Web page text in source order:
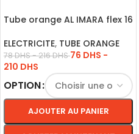
Tube orange AL IMARA flex 16
ELECTRICITE, TUBE ORANGE
78DHS-216DHS 76 DHS -
210 DHS
OPTION
AJOUTER AU PANIER